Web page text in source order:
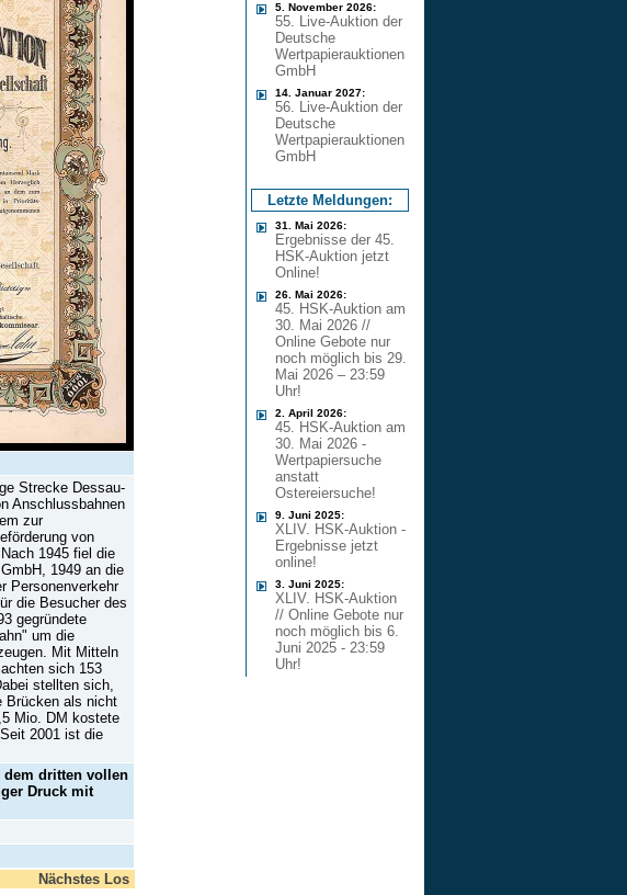
Strecke Dessau-
Anschlussbahnen
zur
von
1945 fiel die
1949 an die
Personenverkehr
die Besucher des
gegründete
um die
Mit Mitteln
sich 153
stellten sich,
Brücken als nicht
Mio. DM kostete
2001 ist die
dem dritten vollen
Druck mit
Nächstes Los
5. November 2026:
55. Live-Auktion der
Deutsche
Wertpapierauktionen
GmbH
14. Januar 2027:
56. Live-Auktion der
Deutsche
Wertpapierauktionen
GmbH
Letzte Meldungen:
31. Mai 2026:
Ergebnisse der 45.
HSK-Auktion jetzt
Online!
26. Mai 2026:
45. HSK-Auktion am
30. Mai 2026 //
Online Gebote nur
noch möglich bis 29.
Mai 2026 – 23:59
Uhr!
2. April 2026:
45. HSK-Auktion am
30. Mai 2026 -
Wertpapiersuche
anstatt
Ostereiersuche!
9. Juni 2025:
XLIV. HSK-Auktion -
Ergebnisse jetzt
online!
3. Juni 2025:
XLIV. HSK-Auktion
// Online Gebote nur
noch möglich bis 6.
Juni 2025 - 23:59
Uhr!